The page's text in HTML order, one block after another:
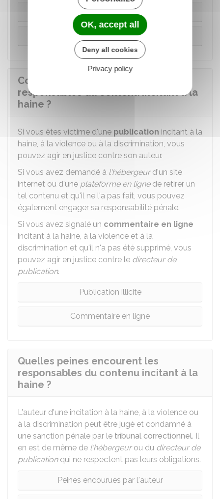
Toute publication
Un commentaire
Comment agir en justice contre les
responsables du contenu incitant à la
haine ?
Si vous êtes victime d'une publication incitant à la
haine, à la violence ou à la discrimination, vous
pouvez agir en justice contre son auteur.
Si vous avez demandé à l'hébergeurd'un site
internet ou d'une plateforme en lignede retirer un
tel contenu et qu'il ne l'a pas fait, vous pouvez
également engager sa responsabilité pénale.
Si vous avez signalé un commentaire en ligne
incitant à la haine, à la violence et à la
discrimination et qu'il n'a pas été supprimé, vous
pouvez agir en justice contre le directeur de
publication.
Publication illicite
Commentaire en ligne
Quelles peines encourent les
responsables du contenu incitant à la
haine ?
L'auteur d'une incitation à la haine, à la violence ou
à la discrimination peut être jugé et condamné à
une sanction pénale par le tribunal correctionnel. Il
en est de même de l'hébergeurou du directeur de
publicationqui ne respectent pas leurs obligations.
Peines encourues par l'auteur
OK, accept all
Deny all cookies
Privacy policy